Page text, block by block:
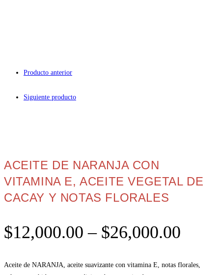
Producto anterior
Siguiente producto
ACEITE DE NARANJA CON
VITAMINA E, ACEITE VEGETAL DE
CACAY Y NOTAS FLORALES
$12,000.00 – $26,000.00
Aceite de NARANJA, aceite suavizante con vitamina E, notas florales,